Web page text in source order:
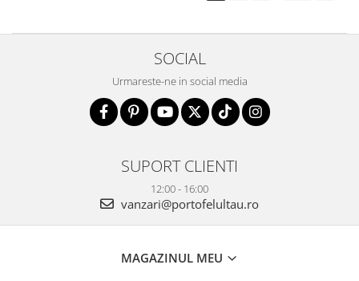
SOCIAL
Urmareste-ne in social media
SUPORT CLIENTI
12:00 - 16:00
vanzari@portofelultau.ro
MAGAZINUL MEU